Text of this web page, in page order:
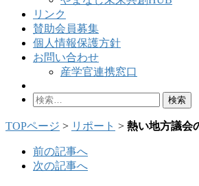
リンク
賛助会員募集
個人情報保護方針
お問い合わせ
産学官連携窓口
検
TOPページ > リポート > 熱い地方議会
前の記事へ
次の記事へ